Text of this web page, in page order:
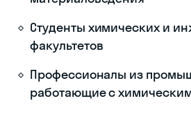
Студенты химических и
факультетов
Профессионалы из
работающие с